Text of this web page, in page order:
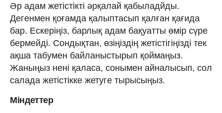
Әр адам жетістікті әрқалай қабыладйды.
Дегенмен қоғамда қалыптасып қалған қағида
бар. Ескеріңіз, барлық адам бақуатты өмір сүре
бермейді. Сондықтан, өзіңіздің жетістігіңізді тек
ақша табумен байланыстырып қоймаңыз.
Жаныңыз нені қаласа, сонымен айналысып, сол
салада жетістікке жетуге тырысыңыз.
Міндеттер